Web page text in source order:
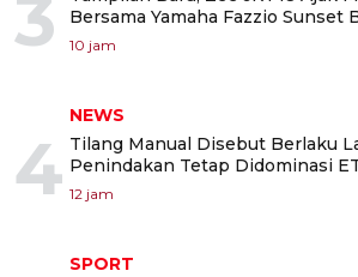
3
Bersama Yamaha Fazzio Sunset
10 jam
4
NEWS
Tilang Manual Disebut Berlaku
Penindakan Tetap Didominasi
12 jam
SPORT